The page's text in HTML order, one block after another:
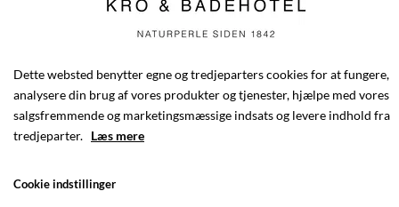
Dette websted benytter egne og tredjeparters cookies for at fungere,
analysere din brug af vores produkter og tjenester, hjælpe med vores
salgsfremmende og marketingsmæssige indsats og levere indhold fra
tredjeparter. Læs mere
Cookie indstillinger